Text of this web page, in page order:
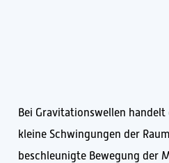
Bei Gravitationswellen
kleine Schwingungen der
beschleunigte Bewegung der